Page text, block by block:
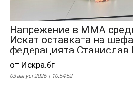
Напрежение в ММА
Искат оставката на
федерацията
от Искра.бг
03 август 2026 | 10:54:52